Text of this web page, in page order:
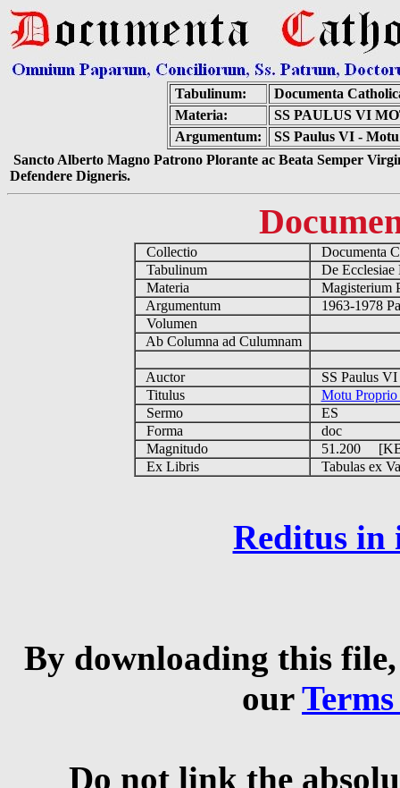
Tabulinum:
Documenta
Materia:
SS PAULUS VI
Argumentum:
SS Paulus VI -
Sancto Alberto Magno Patrono Plorante ac Beata Semper
Defendere Digneris.
Collectio
Documenta
Tabulinum
De
Materia
Magisterium
Argumentum
1963-1978
Volumen
Ab Columna ad Culumnam
Auctor
SS Paulus
Titulus
Motu
Sermo
ES
Forma
doc
Magnitudo
51.200
Ex Libris
Tabulas ex
Reditus in
By downloading this
our
Do not link the